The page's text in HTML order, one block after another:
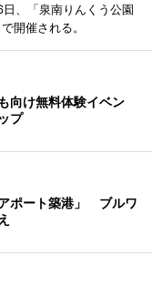
、「泉南りんくう公園
開催される。
向け無料体験イベン
プ
ポート築港」 ブルワ